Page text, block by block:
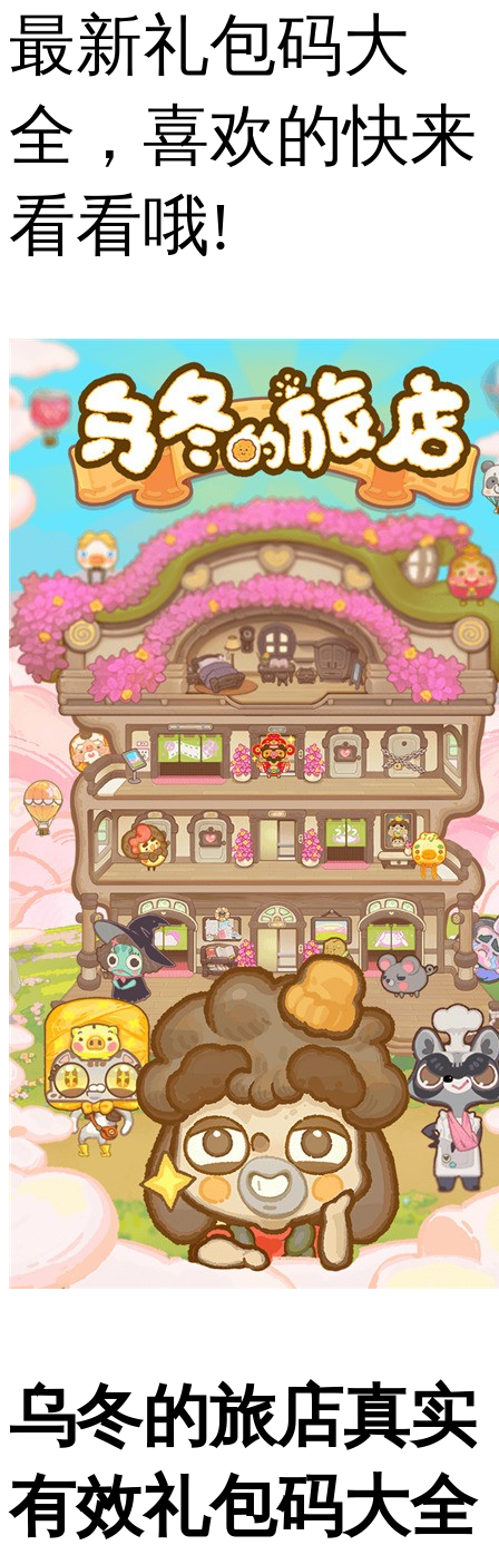
最新礼包码大
全，喜欢的快来
看看哦!
乌冬的旅店真实
有效礼包码大全